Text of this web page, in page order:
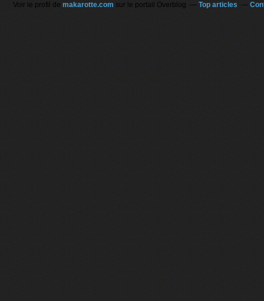
Voir le profil de makarotte.com sur le portail Overblog Top articles